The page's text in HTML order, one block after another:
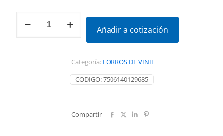
Añadir a cotización
CODIGO:7506140129685
Categoría: FORROS DE VINIL
Compartir